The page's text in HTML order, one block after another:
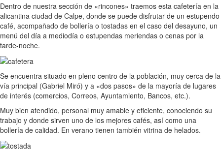
Dentro de nuestra sección de «rincones» traemos esta cafetería en la
alicantina ciudad de Calpe, donde se puede disfrutar de un estupendo
café, acompañado de bollería o tostadas en el caso del desayuno, un
menú del día a mediodía o estupendas meriendas o cenas por la
tarde-noche.
Se encuentra situado en pleno centro de la población, muy cerca de la
vía principal (Gabriel Miró) y a «dos pasos» de la mayoría de lugares
de interés (comercios, Correos, Ayuntamiento, Bancos, etc.).
Muy bien atendido, personal muy amable y eficiente, conociendo su
trabajo y donde sirven uno de los mejores cafés, así como una
bollería de calidad. En verano tienen también vitrina de helados.